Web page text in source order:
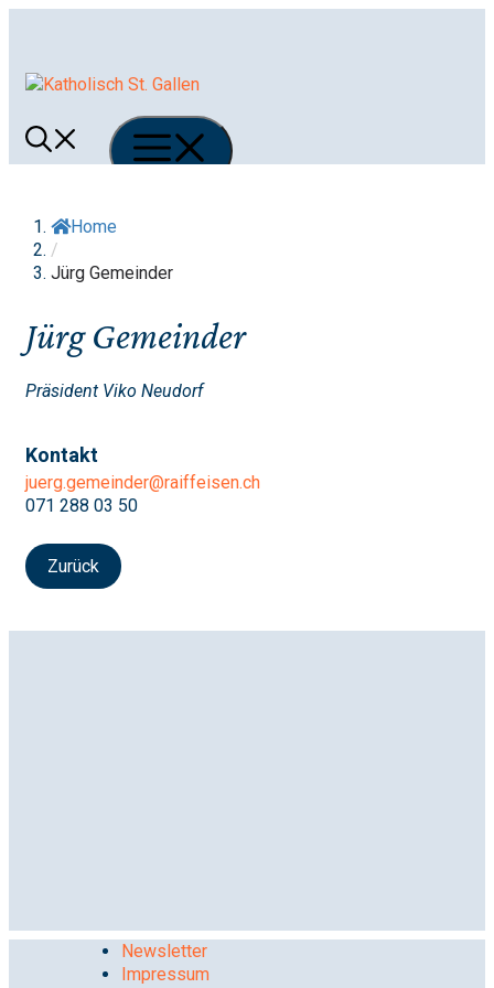
Menü
Home
/
Jürg Gemeinder
Jürg Gemeinder
Präsident Viko Neudorf
Kontakt
juerg.gemeinder@raiffeisen.ch
071 288 03 50
Zurück
Newsletter
Impressum